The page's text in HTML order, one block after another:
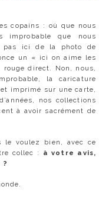
copains : où que nous
que nous
pas ici de la photo de
un « ici on aime les
direct. Non, nous,
la caricature
imprimé sur une carte,
nos collections
à avoir sacrément de
le voulez bien, avec ce
collec :
à votre avis,